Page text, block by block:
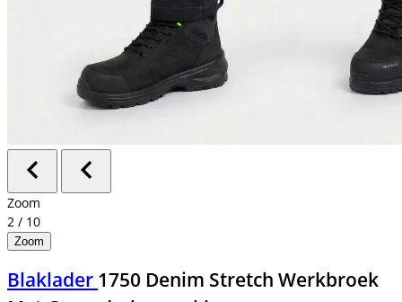
Zoom
2 / 10
Zoom
Blaklader 1750 Denim Stretch Werkbroek